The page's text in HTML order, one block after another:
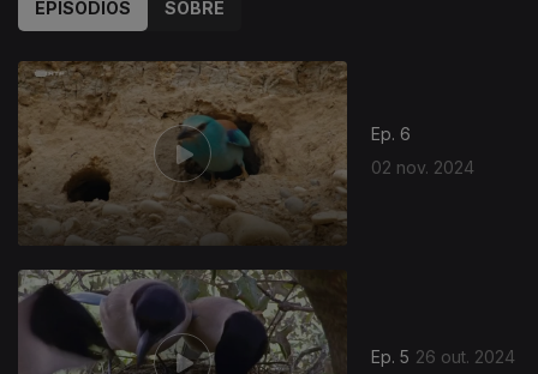
EPISÓDIOS SOBRE
Ep. 6
02 nov. 2024
Ep. 5 26 out. 2024